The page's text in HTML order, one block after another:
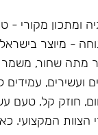
ומתכון מקורי -
מתה שחור,
חוזק קל, טעם
הצוות המקצועי.